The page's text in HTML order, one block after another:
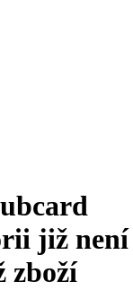
již není
zboží